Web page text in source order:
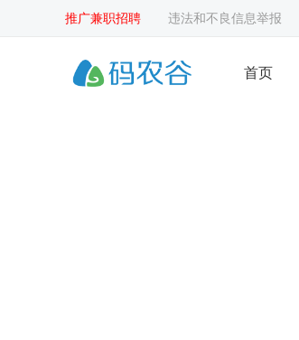
推广兼职招聘 违法和不良信息举报
首页